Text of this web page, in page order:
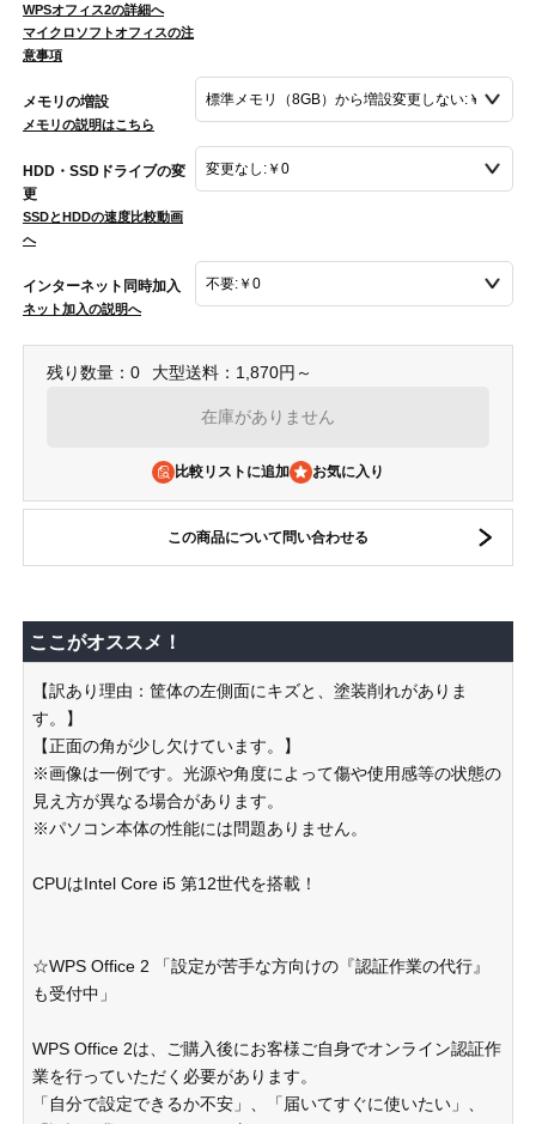
WPSオフィス2の詳細へ
マイクロソフトオフィスの注
意事項
メモリの増設
メモリの説明はこちら
HDD・SSDドライブの変
更
SSDとHDDの速度比較動画
へ
インターネット同時加入
ネット加入の説明へ
残り数量：0 大型送料：1,870円～
在庫がありません
比較リストに追加
この商品について問い合わせる
ここがオススメ！
【訳あり理由：筐体の左側面にキズと、塗装削れがありま
す。】
【正面の角が少し欠けています。】
※画像は一例です。光源や角度によって傷や使用感等の状態の
見え方が異なる場合があります。
※パソコン本体の性能には問題ありません。
CPUはIntel Core i5 第12世代を搭載！
☆WPS Office 2 「設定が苦手な方向けの『認証作業の代行』
も受付中」
WPS Office 2は、ご購入後にお客様ご自身でオンライン認証作
業を行っていただく必要があります。
「自分で設定できるか不安」、「届いてすぐに使いたい」、